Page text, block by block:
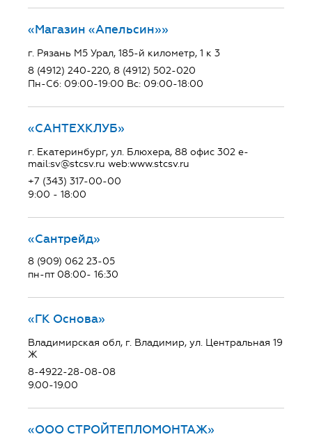
«Магазин «Апельсин»»
г. Рязань М5 Урал, 185-й километр, 1 к 3
8 (4912) 240-220, 8 (4912) 502-020
Пн-Сб: 09:00-19:00 Вс: 09:00-18:00
«САНТЕХКЛУБ»
г. Екатеринбург, ул. Блюхера, 88 офис 302 e-
mail:sv@stcsv.ru web:www.stcsv.ru
+7 (343) 317-00-00
9:00 - 18:00
«Сантрейд»
8 (909) 062 23-05
пн-пт 08:00- 16:30
«ГК Основа»
Владимирская обл, г. Владимир, ул. Центральная 19
Ж
8-4922-28-08-08
9.00-19.00
«ООО СТРОЙТЕПЛОМОНТАЖ»